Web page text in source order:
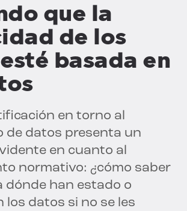
que la
de los
basada en
en torno al
de datos presenta un
en cuanto al
normativo: ¿cómo saber
dónde han estado o
los datos si no se les